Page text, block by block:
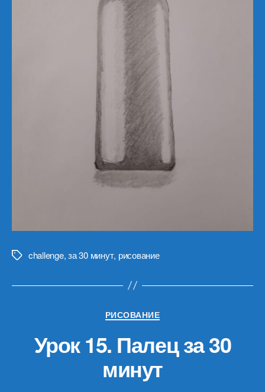
Меткиchallenge,за 30 минут, рисование
Рубрики
РИСОВАНИЕ
Урок 15. Палец за 30
минут